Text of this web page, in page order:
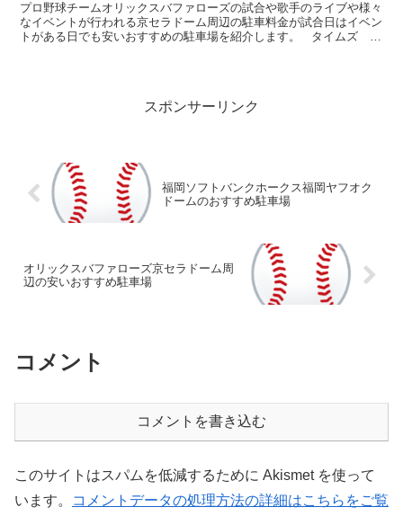
プロ野球チームオリックスバファローズの試合や歌手のライブや様々
なイベントが行われる京セラドーム周辺の駐車料金が試合日はイベン
トがある日でも安いおすすめの駐車場を紹介します。 タイムズ 南
スポンサーリンク
福岡ソフトバンクホークス福岡ヤフオク
ドームのおすすめ駐車場
オリックスバファローズ京セラドーム周
辺の安いおすすめ駐車場
コメント
コメントを書き込む
このサイトはスパムを低減するために Akismet を使って
います。
コメントデータの処理方法の詳細はこちらをご覧